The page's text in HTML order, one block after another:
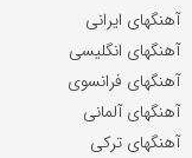
آهنگهای ایرانی
آهنگهای انگلیسی
آهنگهای فرانسوی
آهنگهای آلمانی
آهنگهای ترکی